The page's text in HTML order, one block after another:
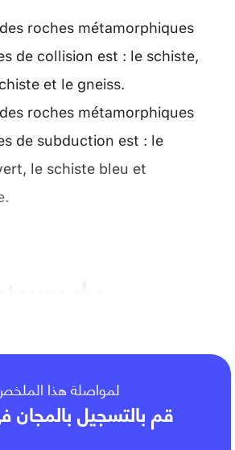
roches métamorphiques
de collision est : le schiste,
et le gneiss.
roches métamorphiques
de subduction est : le
le schiste bleu et
لمواصلة هذا
قم بالتسجيل بالمجان